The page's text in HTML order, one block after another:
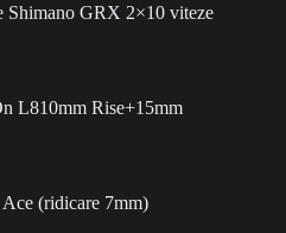
Shimano GRX 2×10 viteze
L810mm Rise+15mm
(ridicare 7mm)